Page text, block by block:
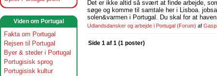
Viden om Portugal
Fakta om Portugal
Rejsen til Portugal
Byer & steder i Portugal
Portugisisk sprog
Portugisisk kultur
Det er ikke altid så svært at finde arbejde,
søge og komme til samtale her i Lisboa.
solen&varmen i Portugal. Du skal for at
Udlandsdansker og arbejde i Portugal (Forum) af
Side 1 af 1 (1 poster)